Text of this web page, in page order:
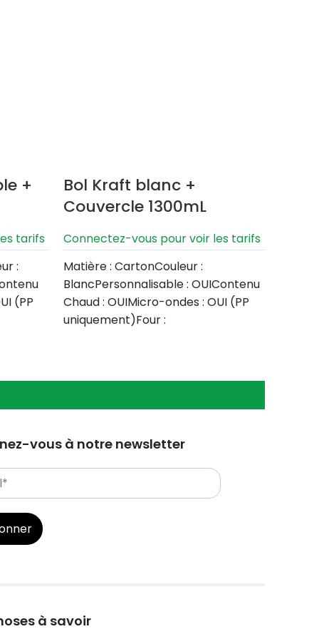
+
tarifs
:
(PP
Bol Kraft blanc +
Couvercle 1300mL
Connectez-vous pour voir les tarifs
Matière : CartonCouleur :
BlancPersonnalisable : OUIContenu
Chaud : OUIMicro-ondes : OUI (PP
uniquement)Four :
vous à notre newsletter
à savoir